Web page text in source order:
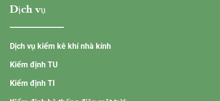
Dịch vụ
Dịch vụ kiểm kê khí nhà kính
Kiểm định TU
Kiểm định TI